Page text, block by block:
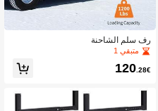
رف سلم الشاحنة
متبقي 1
120.28€